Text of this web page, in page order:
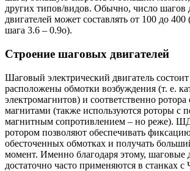
других типов/видов. Обычно, число шагов
двигателей может составлять от 100 до
шага 3.6 – 0.9о).
Строение шаговых двигателей
Шаговый электрический двигатель состоит
расположены обмотки возбуждения (т. е.
электромагнитов) и соответственно
магнитами (также используются роторы с
магнитным сопротивлением – но реже).
ротором позволяют обеспечивать
обесточенных обмотках и получать
момент. Именно благодаря этому, шаговые
достаточно часто применяются в станках